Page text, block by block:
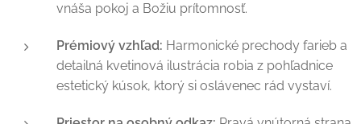
vnáša pokoj a Božiu prítomnosť.
Prémiový vzhľad: Harmonické prechody farieb a
detailná kvetinová ilustrácia robia z pohľadnice
estetický kúsok, ktorý si oslávenec rád vystaví.